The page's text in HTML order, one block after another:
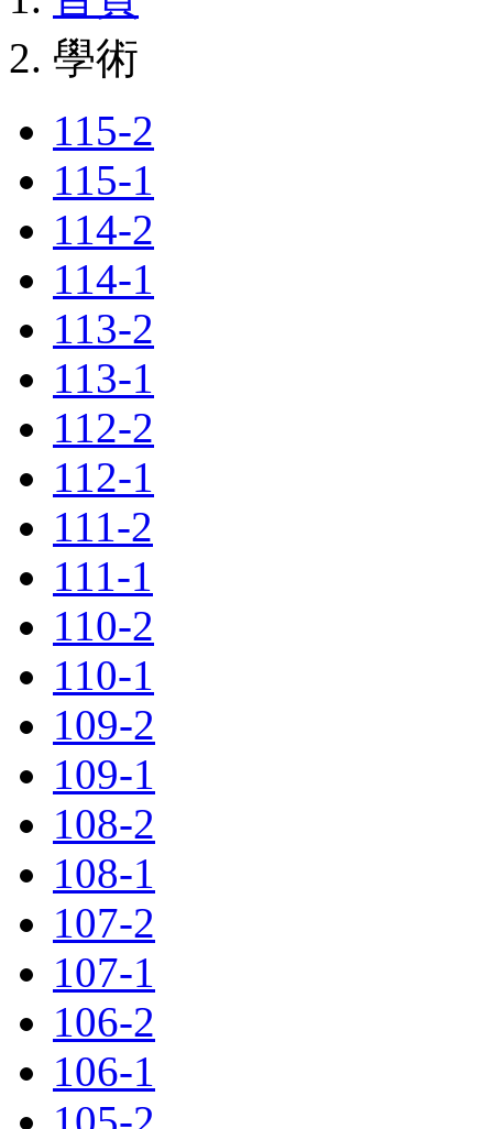
學術
115-2
115-1
114-2
114-1
113-2
113-1
112-2
112-1
111-2
111-1
110-2
110-1
109-2
109-1
108-2
108-1
107-2
107-1
106-2
106-1